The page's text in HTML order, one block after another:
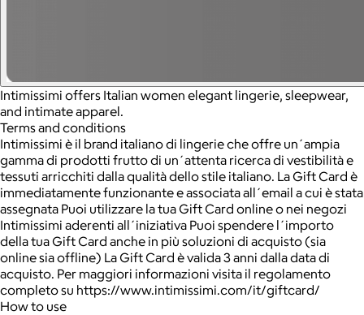
Intimissimi offers Italian women elegant lingerie, sleepwear,
and intimate apparel.
Terms and conditions
Intimissimi è il brand italiano di lingerie che offre un´ampia
gamma di prodotti frutto di un´attenta ricerca di vestibilità e
tessuti arricchiti dalla qualità dello stile italiano. La Gift Card è
immediatamente funzionante e associata all´email a cui è stata
assegnata Puoi utilizzare la tua Gift Card online o nei negozi
Intimissimi aderenti all´iniziativa Puoi spendere l´importo
della tua Gift Card anche in più soluzioni di acquisto (sia
online sia offline) La Gift Card è valida 3 anni dalla data di
acquisto. Per maggiori informazioni visita il regolamento
completo su https://www.intimissimi.com/it/giftcard/
How to use